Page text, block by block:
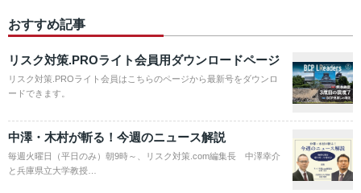
おすすめ記事
リスク対策.PROライト会員用ダウンロードページ
リスク対策.PROライト会員はこちらのページから最新号をダウンロ
ードできます。
中澤・木村が斬る！今週のニュース解説
毎週火曜日（平日のみ）朝9時～、リスク対策.com編集長 中澤幸介
と兵庫県立大学教授…